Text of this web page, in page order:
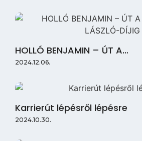
HOLLÓ BENJAMIN – ÚT A…
2024.12.06.
Karrierút lépésről lépésre
2024.10.30.